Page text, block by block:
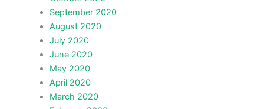
September 2020
August 2020
July 2020
June 2020
May 2020
April 2020
March 2020